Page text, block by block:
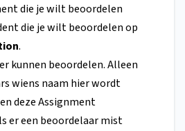
die je wilt beoordelen
die je wilt beoordelen op
.
kunnen beoordelen. Alleen
wiens naam hier wordt
deze Assignment
er een beoordelaar mist